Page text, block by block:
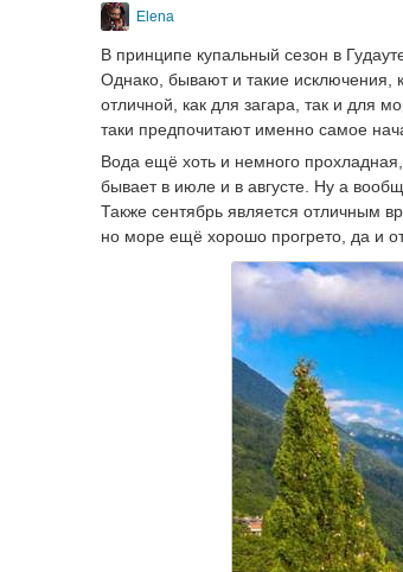
Elena
В принципе купальный сезон в
Однако, бывают и такие исключения,
отличной, как для загара, так и для
таки предпочитают именно самое
Вода ещё хоть и немного прохладная,
бывает в июле и в августе. Ну а
Также сентябрь является отличным
но море ещё хорошо прогрето, да и